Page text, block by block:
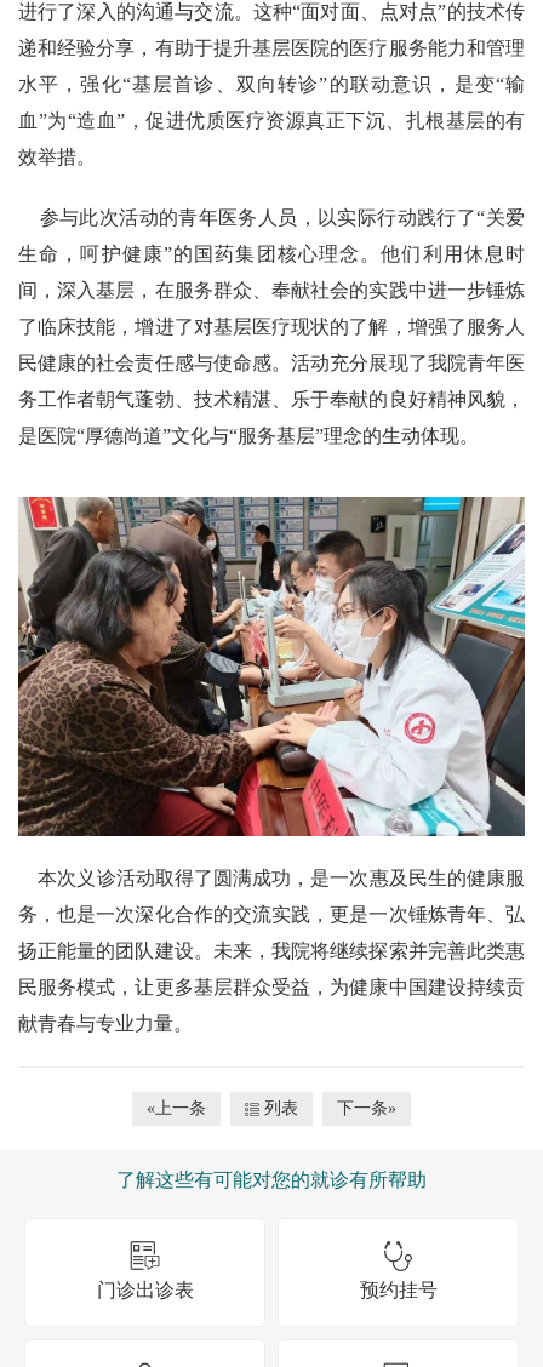
进行了深入的沟通与交流。这种“面对面、点对点”的技术传
递和经验分享，有助于提升基层医院的医疗服务能力和管理
水平，强化“基层首诊、双向转诊”的联动意识，是变“输
血”为“造血”，促进优质医疗资源真正下沉、扎根基层的有
效举措。
参与此次活动的青年医务人员，以实际行动践行了“关爱
生命，呵护健康”的国药集团核心理念。他们利用休息时
间，深入基层，在服务群众、奉献社会的实践中进一步锤炼
了临床技能，增进了对基层医疗现状的了解，增强了服务人
民健康的社会责任感与使命感。活动充分展现了我院青年医
务工作者朝气蓬勃、技术精湛、乐于奉献的良好精神风貌，
是医院“厚德尚道”文化与“服务基层”理念的生动体现。
本次义诊活动取得了圆满成功，是一次惠及民生的健康服
务，也是一次深化合作的交流实践，更是一次锤炼青年、弘
扬正能量的团队建设。未来，我院将继续探索并完善此类惠
民服务模式，让更多基层群众受益，为健康中国建设持续贡
献青春与专业力量。
«上一条 列表 下一条»
了解这些有可能对您的就诊有所帮助
门诊出诊表 预约挂号